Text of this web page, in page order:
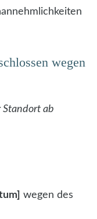
wegen
Standort ab
wegen des